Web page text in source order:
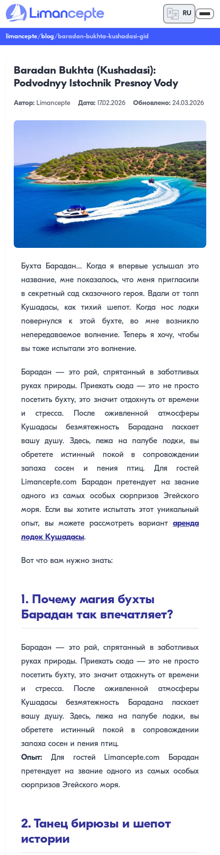
RU
limancepte/blog/baradan-bukhta-kushadasi-gid
Baradan Bukhta (Kushadasi):
Podvodnyy Istochnik Presnoy Vody
Автор: Limancepte Дата: 17.02.2026 Обновлено: 24.03.2026
Бухта Барадан... Когда я впервые услышал это
название, мне показалось, что меня пригласили
в секретный сад сказочного героя. Вдали от толп
Кушадасы, как тихий шепот. Когда нос лодки
повернулся к этой бухте, во мне возникло
непередаваемое волнение. Теперь я хочу, чтобы
вы тоже испытали это волнение.
Барадан — это рай, спрятанный в заботливых
руках природы. Приехать сюда — это не просто
посетить бухту, это значит отдохнуть от времени
и стресса. После оживленной атмосферы
Кушадасы безмятежность Барадана ласкает
вашу душу. Здесь, лежа на палубе лодки, вы
обретете истинный покой в сопровождении
запаха сосен и пения птиц. Для гостей
Limancepte.com Барадан претендует на звание
одного из самых особых сюрпризов Эгейского
моря. Если вы хотите испытать этот уникальный
опыт, вы можете рассмотреть вариант аренда
лодок Кушадасы.
Вот что вам нужно знать:
1. Почему магия бухты
Барадан так впечатляет?
Барадан — это рай, спрятанный в заботливых
руках природы. Приехать сюда — это не просто
посетить бухту, это значит отдохнуть от времени
и стресса. После оживленной атмосферы
Кушадасы безмятежность Барадана ласкает
вашу душу. Здесь, лежа на палубе лодки, вы
обретете истинный покой в сопровождении
запаха сосен и пения птиц.
Опыт: Для гостей Limancepte.com Барадан
претендует на звание одного из самых особых
сюрпризов Эгейского моря.
2. Танец бирюзы и шепот
истории